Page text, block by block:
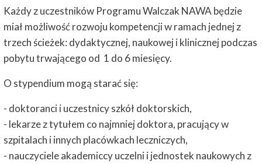
Każdy z uczestników Programu Walczak NAWA będzie
miał możliwość rozwoju kompetencji w ramach jednej z
trzech ścieżek: dydaktycznej, naukowej i klinicznej podczas
pobytu trwającego od 1 do 6 miesięcy.
O stypendium mogą starać się:
- doktoranci i uczestnicy szkół doktorskich,
- lekarze z tytułem co najmniej doktora, pracujący w
szpitalach i innych placówkach leczniczych,
- nauczyciele akademiccy uczelni i jednostek naukowych z